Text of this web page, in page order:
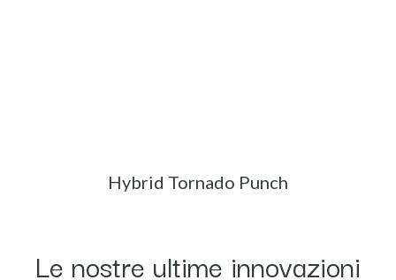
Hybrid Tornado Punch
​Le nostre ultime innovazioni